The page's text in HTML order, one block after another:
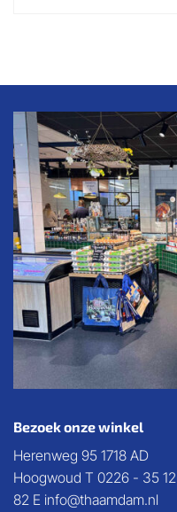
Bezoek onze winkel
Herenweg 95 1718 AD
Hoogwoud T 0226 - 35 12
82 E info@thaamdam.nl